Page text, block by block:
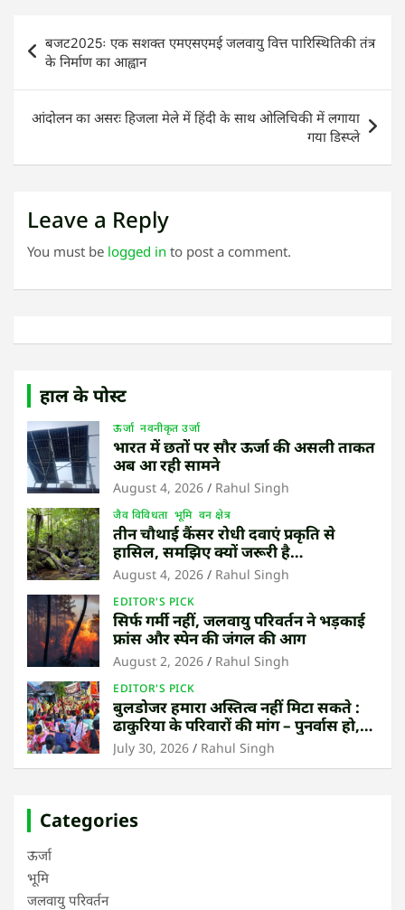
navigation
बजट2025ः ए‍क सशक्‍त एमएसएमई जलवायु वित्त पारिस्थितिकी तंत्र
के निर्माण का आह्वान
आंदोलन का असरः हिजला मेले में हिंदी के साथ ओलिचिकी में लगाया
गया डिस्प्ले
Leave a Reply
You must be logged in to post a comment.
हाल के पोस्ट
ऊर्जा नवनीकृत उर्जा
भारत में छतों पर सौर ऊर्जा की असली ताकत
अब आ रही सामने
August 4, 2026 Rahul Singh
जैव विविधता भूमि वन क्षेत्र
तीन चौथाई कैंसर रोधी दवाएं प्रकृति से
हासिल, समझिए क्यों जरूरी है
उष्णकटिबंधीय जंगल बचाना
August 4, 2026 Rahul Singh
EDITOR'S PICK
सिर्फ गर्मी नहीं, जलवायु परिवर्तन ने भड़काई
फ्रांस और स्पेन की जंगल की आग
August 2, 2026 Rahul Singh
EDITOR'S PICK
बुलडोजर हमारा अस्तित्व नहीं मिटा सकते :
ढाकुरिया के परिवारों की मांग – पुनर्वास हो,
बेदखली नहीं
July 30, 2026 Rahul Singh
Categories
ऊर्जा
भूमि
जलवायु परिवर्तन